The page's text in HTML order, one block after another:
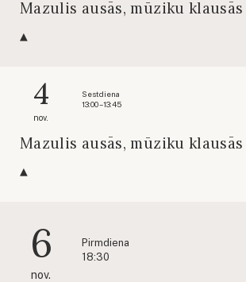
Mazulis ausās, mūziku klausās
4
nov.
Sestdiena
13:00 – 13:45
Mazulis ausās, mūziku klausās
6
nov.
Pirmdiena
18:30